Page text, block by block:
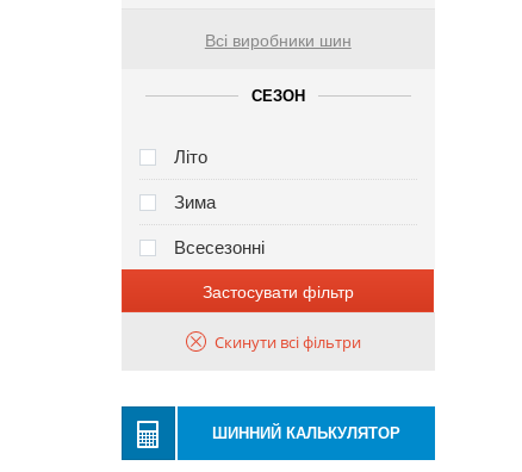
Всі виробники шин
СЕЗОН
Літо
Зима
Всесезонні
Застосувати фільтр
Скинути всі фільтри
ШИННИЙ КАЛЬКУЛЯТОР